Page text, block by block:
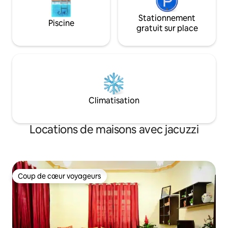
Piscine
Stationnement
gratuit sur place
Climatisation
Locations de maisons avec jacuzzi
Coup de cœur voyageurs
Coup de cœur voyageurs